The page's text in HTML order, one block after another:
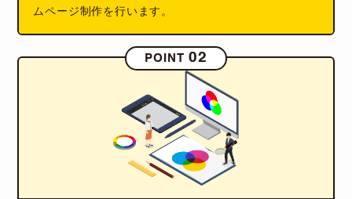
ムページ制作を行います。
POINT02